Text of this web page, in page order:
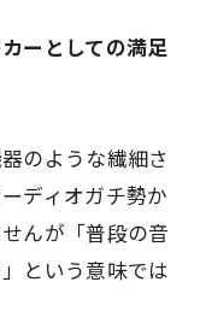
ーとしての満足
のような繊細さ
ディオガチ勢か
んが「普段の音
という意味では